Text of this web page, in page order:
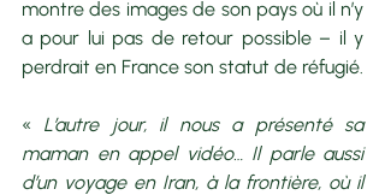
montre des images de son pays où il n’y
a pour lui pas de retour possible – il y
« L’autre jour, il nous a présenté sa
maman en appel vidéo… Il parle aussi
d’un voyage en Iran, à la frontière, où il